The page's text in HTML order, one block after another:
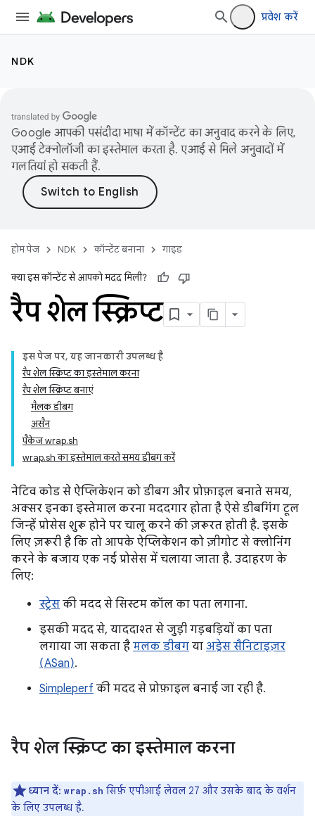
प्रवेश करें
NDK
Google आपकी पसंदीदा भाषा में कॉन्टेंट का अनुवाद करने के लिए,
एआई टेक्नोलॉजी का इस्तेमाल करता है. एआई से मिले अनुवादों में
गलतियां हो सकती हैं.
होम पेज NDK कॉन्टेंट बनाना गाइड
क्या इस कॉन्टेंट से आपको मदद मिली?
रैप शेल स्क्रिप्ट
इस पेज पर, यह जानकारी उपलब्ध है
रैप शेल स्क्रिप्ट का इस्तेमाल करना
रैप शेल स्क्रिप्ट बनाएं
मैलक डीबग
असैन
पैकेज wrap.sh
wrap.sh का इस्तेमाल करते समय डीबग करें
नेटिव कोड से ऐप्लिकेशन को डीबग और प्रोफ़ाइल बनाते समय,
अक्सर इनका इस्तेमाल करना मददगार होता है ऐसे डीबगिंग टूल
जिन्हें प्रोसेस शुरू होने पर चालू करने की ज़रूरत होती है. इसके
लिए ज़रूरी है कि तो आपके ऐप्लिकेशन को ज़ीगोट से क्लोनिंग
करने के बजाय एक नई प्रोसेस में चलाया जाता है. उदाहरण के
लिए:
स्ट्रेस की मदद से सिस्टम कॉल का पता लगाना.
इसकी मदद से, याददाश्त से जुड़ी गड़बड़ियों का पता
लगाया जा सकता है मलक डीबग या अड्रेस सैनिटाइज़र
(ASan).
Simpleperf की मदद से प्रोफ़ाइल बनाई जा रही है.
रैप शेल स्क्रिप्ट का इस्तेमाल करना
ध्यान दें: wrap.sh सिर्फ़ एपीआई लेवल 27 और उसके बाद के वर्शन
के लिए उपलब्ध है.